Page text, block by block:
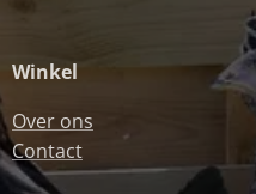
Winkel
Over ons
Contact